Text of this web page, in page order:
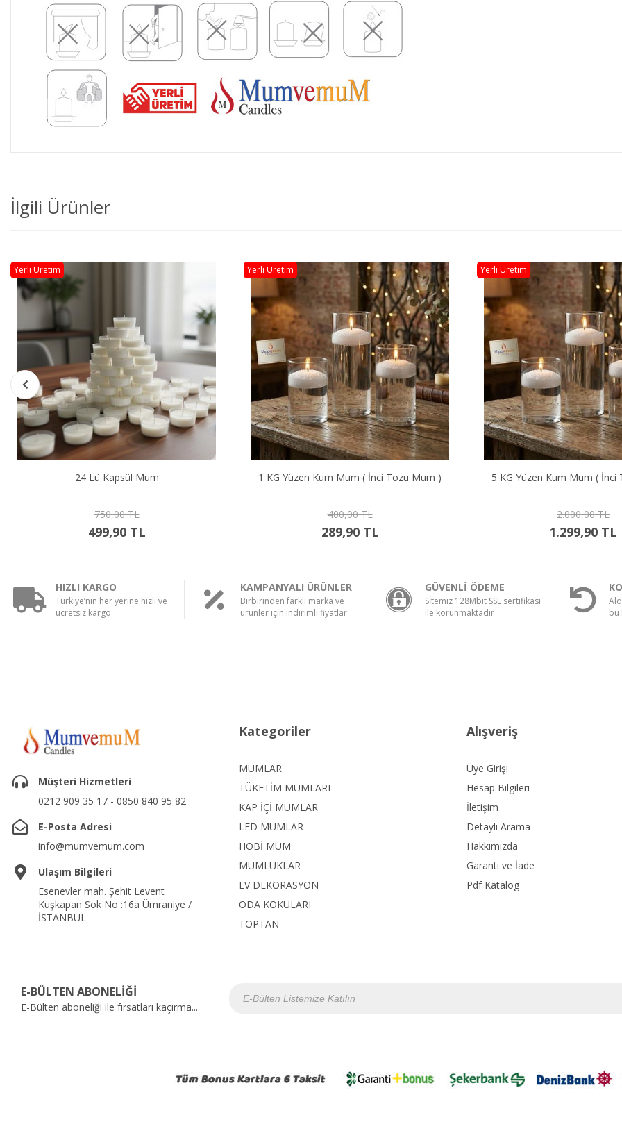
İlgili Ürünler
1 KG Yüzen Kum Mum ( İnci Tozu Mum )
400,00 TL
289,90 TL
Yerli Üretim
5 KG Yüzen Kum Mum ( İnci Tozu Mum )
2.000,00 TL
1.299,90 TL
Yerli Üretim
12 Li Kırmızı Suda
350,00 TL
249,90 TL
Yerli Üretim
HIZLI KARGO
Türkiye’nin her yerine hızlı ve
ücretsiz kargo
KAMPANYALI ÜRÜNLER
Birbirinden farklı marka ve
ürünler için indirimli fiyatlar
GÜVENLİ ÖDEME
Sİtemiz 128Mbit SSL sertifikası
ile korunmaktadır
bu
Müşteri Hizmetleri
0212 909 35 17 - 0850 840 95 82
E-Posta Adresi
info@mumvemum.com
Ulaşım Bilgileri
Esenevler mah. Şehit Levent
Kuşkapan Sok No :16a Ümraniye /
İSTANBUL
Kategoriler
MUMLAR
TÜKETİM MUMLARI
KAP İÇİ MUMLAR
LED MUMLAR
HOBİ MUM
MUMLUKLAR
EV DEKORASYON
ODA KOKULARI
TOPTAN
Alışveriş
Üye Girişi
Hesap Bilgileri
İletişim
Detaylı Arama
Hakkımızda
Garanti ve İade
Pdf Katalog
E-BÜLTEN ABONELİĞİ
E-Bülten aboneliği ile fırsatları kaçırma...